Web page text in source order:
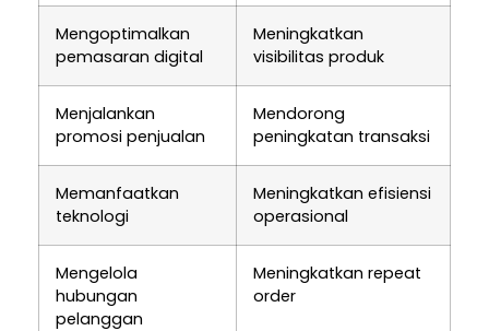
Mengoptimalkan
pemasaran digital
Meningkatkan
visibilitas produk
Menjalankan
promosi penjualan
Mendorong
peningkatan transaksi
Memanfaatkan
teknologi
Meningkatkan efisiensi
operasional
Mengelola
hubungan
pelanggan
Meningkatkan repeat
order